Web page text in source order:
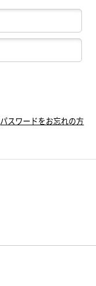
パスワードをお忘れの方